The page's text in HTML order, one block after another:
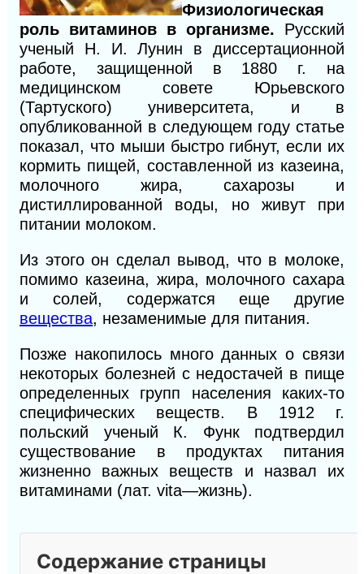
Физиологическая
роль витаминов в организме. Русский
ученый Н. И. Лунин в диссертационной
работе, защищенной в 1880 г. на
медицинском совете Юрьевского
(Тартуского) университета, и в
опубликованной в следующем году статье
показал, что мыши быстро гибнут, если их
кормить пищей, составленной из казеина,
молочного жира, сахарозы и
дистиллированной воды, но живут при
питании молоком.
Из этого он сделал вывод, что в молоке,
помимо казеина, жира, молочного сахара
и солей, содержатся еще другие
вещества, незаменимые для питания.
Позже накопилось много данных о связи
некоторых болезней с недостачей в пище
определенных групп населения каких-то
специфических веществ. В 1912 г.
польский ученый К. Функ подтвердил
существование в продуктах питания
жизненно важных веществ и назвал их
витаминами (лат. vita—жизнь).
Содержание страницы